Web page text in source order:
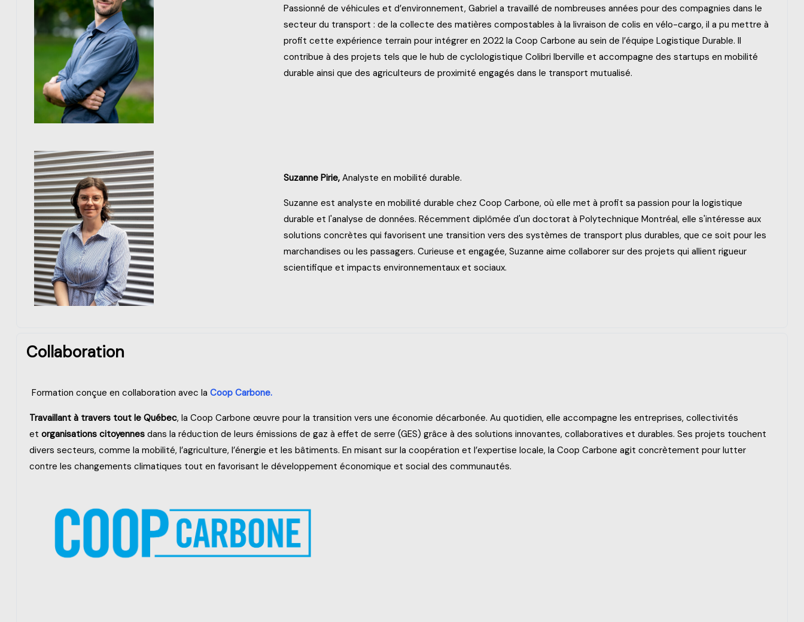
Passionné de véhicules et d’environnement, Gabriel a travaillé de nombreuses années pour des compagnies dans le
secteur du transport : de la collecte des matières compostables à la livraison de colis en vélo-cargo, il a pu mettre à
profit cette expérience terrain pour intégrer en 2022 la Coop Carbone au sein de l’équipe Logistique Durable. Il
contribue à des projets tels que le hub de cyclologistique Colibri Iberville et accompagne des startups en mobilité
durable ainsi que des agriculteurs de proximité engagés dans le transport mutualisé.
Suzanne Pirie,Analyste en mobilité durable.
Suzanne est analyste en mobilité durable chez Coop Carbone, où elle met à profit sa passion pour la logistique
durable et l'analyse de données. Récemment diplômée d'un doctorat à Polytechnique Montréal, elle s'intéresse aux
solutions concrètes qui favorisent une transition vers des systèmes de transport plus durables, que ce soit pour les
marchandises ou les passagers. Curieuse et engagée, Suzanne aime collaborer sur des projets qui allient rigueur
scientifique et impacts environnementaux et sociaux.
Collaboration
Formation conçue en collaboration avec la Coop Carbone.
Travaillant à travers tout le Québec, la Coop Carbone œuvre pour la transition vers une économie décarbonée. Au quotidien, elle accompagne les entreprises, collectivités
et organisations citoyennes dans la réduction de leurs émissions de gaz à effet de serre (GES) grâce à des solutions innovantes, collaboratives et durables. Ses projets touchent
divers secteurs, comme la mobilité, l’agriculture, l’énergie et les bâtiments. En misant sur la coopération et l’expertise locale, la Coop Carbone agit concrètement pour lutter
contre les changements climatiques tout en favorisant le développement économique et social des communautés.